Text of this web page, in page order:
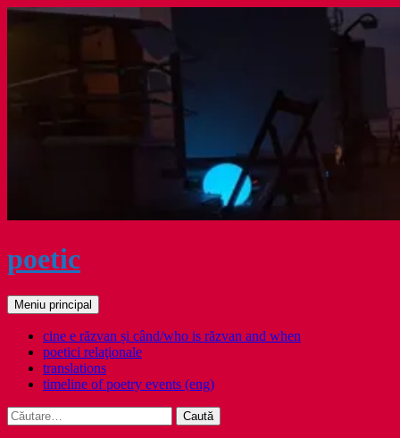
poetic
Caută
Meniu principal
cine e răzvan și când/who is răzvan and when
poetici relaţionale
translations
timeline of poetry events (eng)
Caută
după: